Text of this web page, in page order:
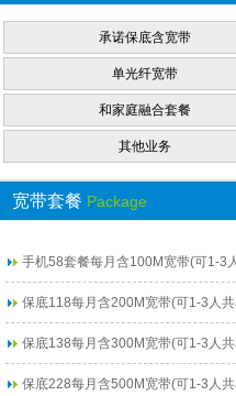
承诺保底含宽带
单光纤宽带
和家庭融合套餐
其他业务
宽带套餐 Package
手机58套餐每月含100M宽带(可1-3
保底118每月含200M宽带(可1-3人共
保底138每月含300M宽带(可1-3人共
保底228每月含500M宽带(可1-3人共